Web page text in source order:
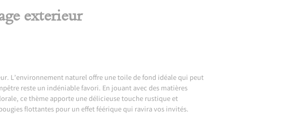
exterieur
L’environnement naturel offre une toile de fond idéale qui peut
reste un indéniable favori. En jouant avec des matières
ce thème apporte une délicieuse touche rustique et
flottantes pour un effet féérique qui ravira vos invités.